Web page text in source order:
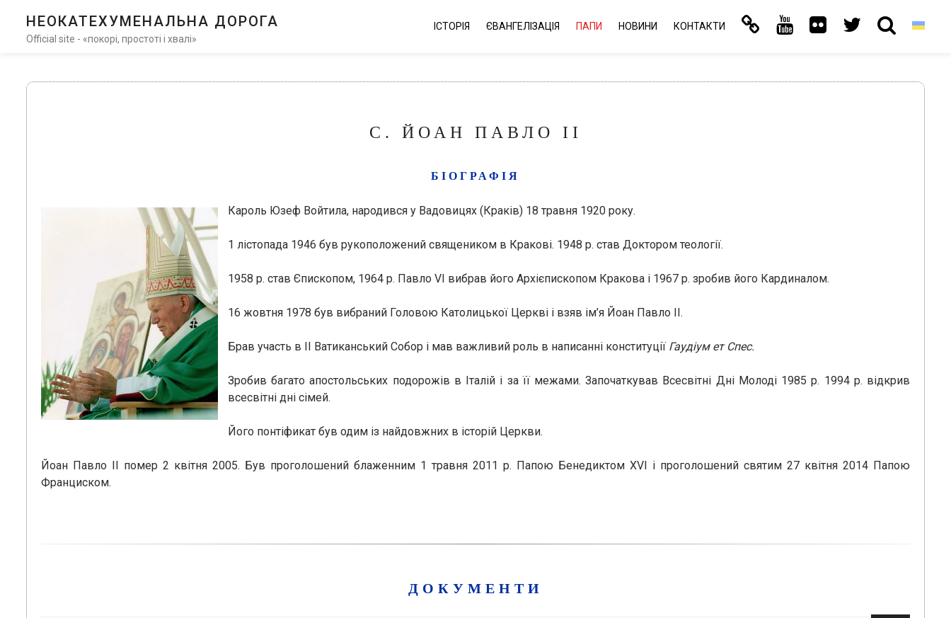
НЕОКАТЕХУМЕНАЛЬНА ДОРОГА
Official site - «покорі, простоті і хвалі»
ІСТОРІЯ ЄВАНГЕЛІЗАЦІЯ ПАПИ НОВИНИ КОНТАКТИ
С. ЙОАН ПАВЛО ІІ
БІОГРАФІЯ
Кароль Юзеф Войтила, народився у Вадовицях (Краків) 18 травня 1920 року.
1 лістопада 1946 був рукоположений священиком в Кракові. 1948 р. став Доктором теології.
1958 р. став Єпископом, 1964 р. Павло VI вибрав його Архієпископом Кракова і 1967 р. зробив його Кардиналом.
16 жовтня 1978 був вибраний Головою Католицької Церкві і взяв ім’я Йоан Павло ІІ.
Брав участь в ІІ Ватиканський Собор і мав важливий роль в написанні конституції Гаудіум ет Спес.
Зробив багато апостольських подорожів в Італій і за її межами. Започаткував Всесвітні Дні Молоді 1985 р. 1994 р. відкрив
всесвітні дні сімей.
Його понтіфикат був одим із найдовжних в історій Церкви.
Йоан Павло ІІ помер 2 квітня 2005. Був проголошений блаженним 1 травня 2011 р. Папою Бенедиктом XVI і проголошений святим 27 квітня 2014 Папою
Франциском.
ДОКУМЕНТИ